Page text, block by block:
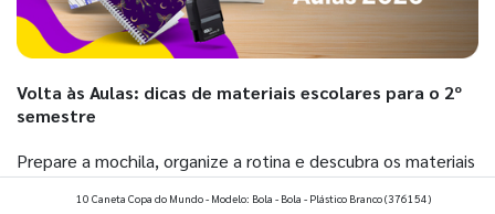
Volta às Aulas: dicas de materiais escolares para o 2º
semestre
Prepare a mochila, organize a rotina e descubra os materiais
que fazem toda diferença para começar o segundo
10 Caneta Copa do Mundo - Modelo: Bola - Bola - Plástico Branco(376154)